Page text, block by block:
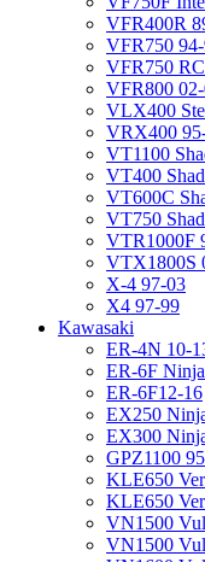
VFR400R
VFR750
VFR750
VFR800
VLX400
VRX400
VT1100
VT400
VT600C
VT750
VTR1000F
VTX1800S
X-4 97-03
X4 97-99
Kawasaki
ER-4N 10-
ER-6F
ER-6F12-16
EX250
EX300
GPZ1100
KLE650
KLE650
VN1500
VN1500